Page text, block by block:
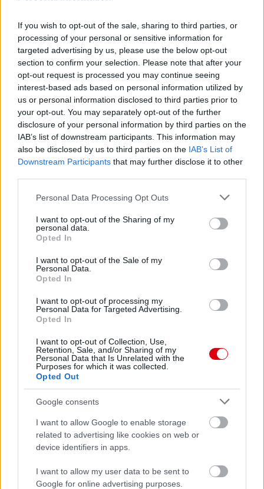
If you wish to opt-out of the sale, sharing to third parties, or
processing of your personal or sensitive information for
targeted advertising by us, please use the below opt-out
section to confirm your selection. Please note that after your
opt-out request is processed you may continue seeing
interest-based ads based on personal information utilized by
us or personal information disclosed to third parties prior to
your opt-out. You may separately opt-out of the further
disclosure of your personal information by third parties on the
IAB’s list of downstream participants. This information may
also be disclosed by us to third parties on the IAB’s List of
Downstream Participants that may further disclose it to other
Please note that this website/app uses one or more Google
not limited to your visit or usage behaviour. You may click to
grant or deny consent to Google and its third-party tags to
use your data for below specified purposes in below Google
consent section.
Personal Data Processing Opt Outs
I want to opt-out of the Sharing of my
personal data.
Opted In
I want to opt-out of the Sale of my
Personal Data.
Opted In
I want to opt-out of processing my
Personal Data for Targeted Advertising.
Opted In
I want to opt-out of Collection, Use,
Retention, Sale, and/or Sharing of my
Personal Data that Is Unrelated with the
Purposes for which it was collected.
Opted Out
Google consents
I want to allow Google to enable storage
related to advertising like cookies on web or
device identifiers in apps.
I want to allow my user data to be sent to
Google for online advertising purposes.
Meccs Center
Paris Saint-Germainvs
Manchester United
2026-08-08 17:00
Leeds United
AC MilanvsManchester United 2026-08-15 18:00
ELŐZŐ MÉRKŐZÉSEK
Támogatás
a ManUtdFanatics.hu működését!
Kapcsolódó hírek